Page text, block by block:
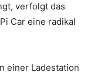
verfolgt das
Car eine radikal
einer Ladestation